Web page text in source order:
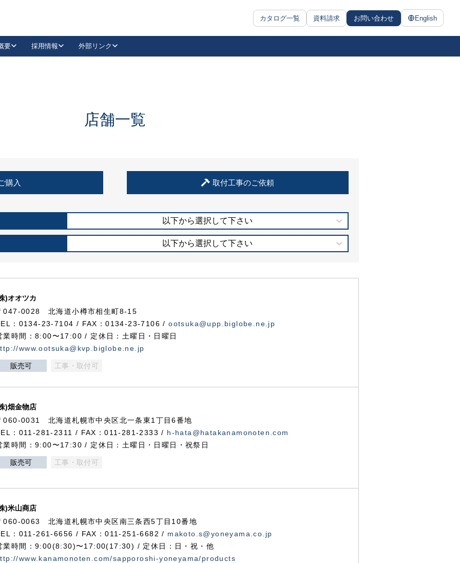
カタログ一覧 資料請求 お問い合わせ English
抗ウイルス・抗菌製品
要 採用情報 外部リンク
LinkedIn
住宅使用部材標準化推進協議会
店舗一覧
購入 取付工事のご依頼
以下から選択して下さい
以下から選択して下さい
)オオツカ
047-0028 北海道小樽市相生町8-15
：0134-23-7104 / FAX：0134-23-7106 /ootsuka@upp.biglobe.ne.jp
業時間：8:00〜17:00 / 定休日：土曜日・日曜日
www.ootsuka@kvp.biglobe.ne.jp
販売可 工事・取付可
)畑金物店
060-0031 北海道札幌市中央区北一条東1丁目6番地
：011-281-2311 / FAX：011-281-2333 / h-hata@hatakanamonoten.com
業時間：9:00〜17:30 / 定休日：土曜日・日曜日・祝祭日
販売可 工事・取付可
)米山商店
060-0063 北海道札幌市中央区南三条西5丁目10番地
：011-261-6656 / FAX：011-251-6682 / makoto.s@yoneyama.co.jp
業時間：9:00(8:30)〜17:00(17:30) / 定休日：日・祝・他
www.kanamonoten.com/sapporoshi-yoneyama/products